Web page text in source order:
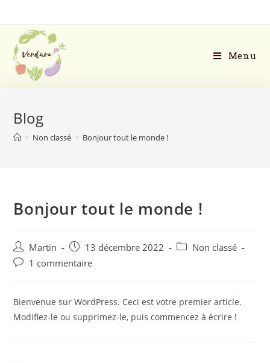
Menu
Blog
> Non classé > Bonjour tout le monde !
Bonjour tout le monde !
Martin 13 décembre 2022
Non classé
1 commentaire
Bienvenue sur WordPress. Ceci est votre premier article.
Modifiez-le ou supprimez-le, puis commencez à écrire !